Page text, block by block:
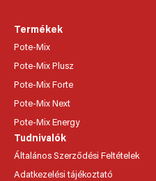
Termékek
Pote-Mix
Pote-Mix Plusz
Pote-Mix Forte
Pote-Mix Next
Pote-Mix Energy
Tudnivalók
Általános Szerződési Feltételek
Adatkezelési tájékoztató